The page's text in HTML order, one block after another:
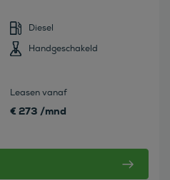
Diesel
Handgeschakeld
Leasen vanaf
€ 273 /mnd